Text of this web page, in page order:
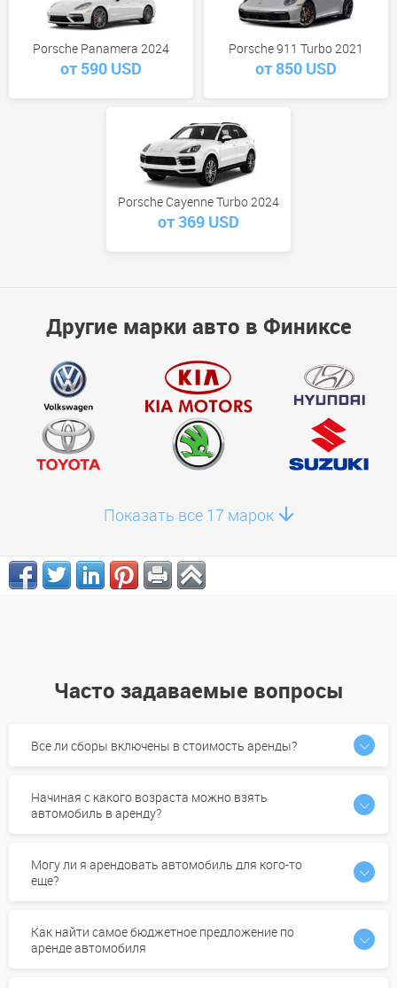
Porsche Panamera 2024
от 590 USD
Porsche 911 Turbo 2021
от 850 USD
Porsche Cayenne Turbo 2024
от 369 USD
Другие марки авто в Финиксе
Показать все 17 марок
Часто задаваемые вопросы
Все ли сборы включены в стоимость аренды?
Начиная с какого возраста можно взять
автомобиль в аренду?
Могу ли я арендовать автомобиль для кого-то
еще?
Как найти самое бюджетное предложение по
аренде автомобиля